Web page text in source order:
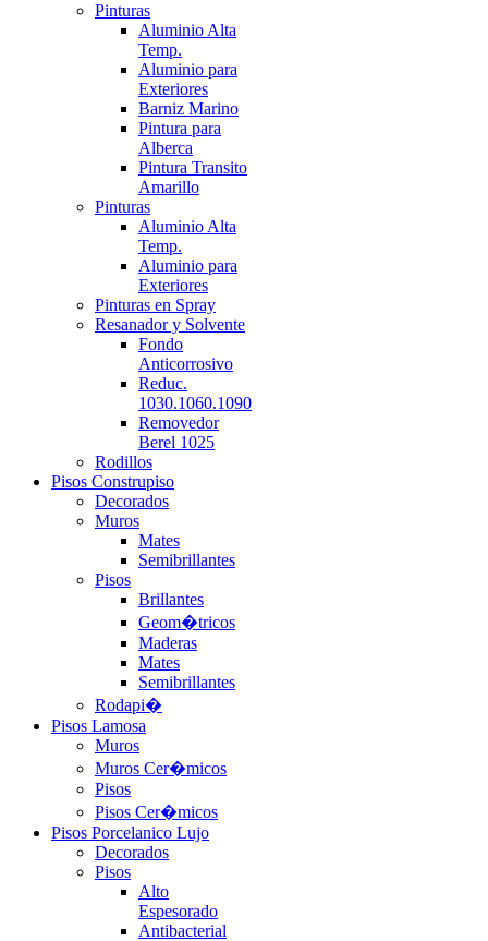
Pinturas
Aluminio Alta
Temp.
Aluminio para
Exteriores
Barniz Marino
Pintura para
Alberca
Pintura Transito
Amarillo
Pinturas
Aluminio Alta
Temp.
Aluminio para
Exteriores
Pinturas en Spray
Resanador y Solvente
Fondo
Anticorrosivo
Reduc.
1030.1060.1090
Removedor
Berel 1025
Rodillos
Pisos Construpiso
Decorados
Muros
Mates
Semibrillantes
Pisos
Brillantes
Geom�tricos
Maderas
Mates
Semibrillantes
Rodapi�
Pisos Lamosa
Muros
Muros Cer�micos
Pisos
Pisos Cer�micos
Pisos Porcelanico Lujo
Decorados
Pisos
Alto
Espesorado
Antibacterial